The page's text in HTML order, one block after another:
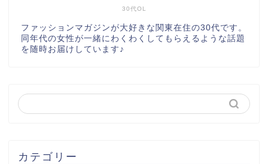
30代OL
ファッションマガジンが大好きな関東在住の30代です。
同年代の女性が一緒にわくわくしてもらえるような話題
を随時お届けしています♪
カテゴリー